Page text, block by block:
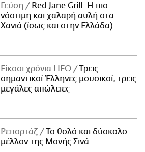
Γεύση
Red Jane Grill: Η πιο
νόστιμη και χαλαρή αυλή στα
Χανιά (ίσως και στην Ελλάδα)
Είκοσι χρόνια LIFO
Tρεις
σημαντικοί Έλληνες μουσικοί, τρεις
μεγάλες απώλειες
Ρεπορτάζ
Το θολό και δύσκολο
μέλλον της Μονής Σινά